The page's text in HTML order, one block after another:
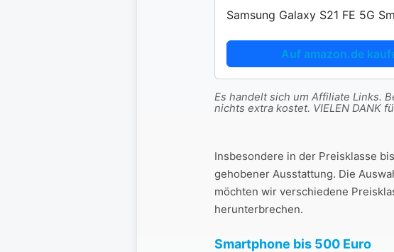
Samsung Galaxy S21 FE 5G
Auf amazon.de
Es handelt sich um Affiliate Links.
nichts extra kostet. VIELEN DANK
Insbesondere in der Preisklasse
gehobener Ausstattung. Die
möchten wir verschiedene
herunterbrechen.
Smartphone bis 500 Euro